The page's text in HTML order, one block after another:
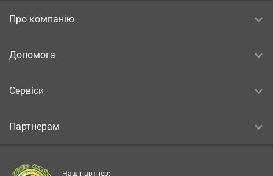
Про компанію
Допомога
Сервіси
Партнерам
Наш партнер: